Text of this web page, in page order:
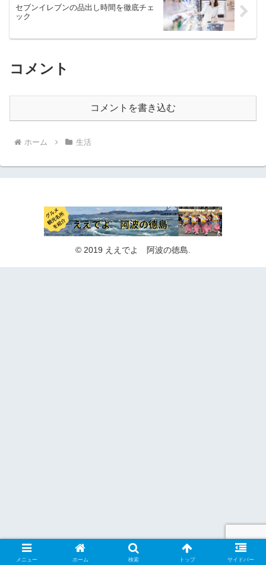
セブンイレブンの品出し時間を徹底チェ
ック
コメント
コメントを書き込む
ホーム 生活
© 2019 ええでよ 阿波の徳島.
メニュー ホーム 検索 トップ サイドバー